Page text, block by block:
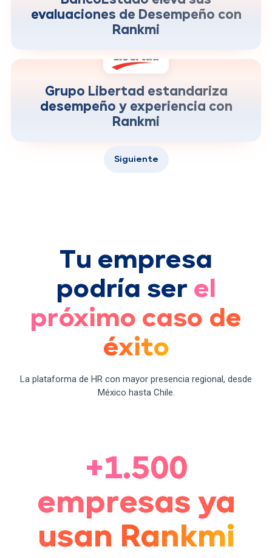
evaluaciones de Desempeño con
Rankmi
+200% acciones
Grupo Libertad estandariza
desempeño y experiencia con
Rankmi
Siguiente
Tu empresa
podría ser el
próximo caso de
éxito
La plataforma de HR con mayor presencia regional, desde
México hasta Chile.
+1.500
empresas ya
usan Rankmi